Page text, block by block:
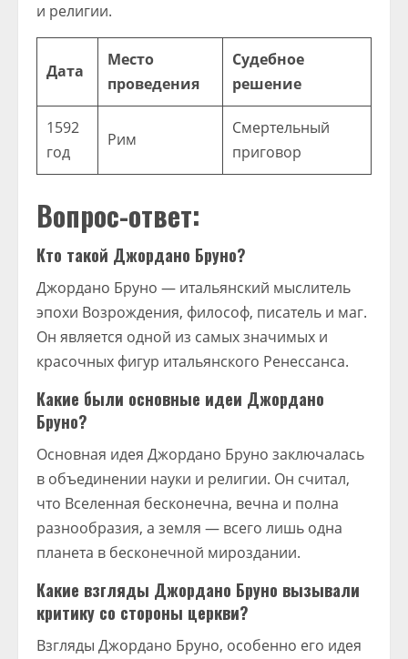
и религии.
Дата
Место
проведения
Судебное
решение
1592
год
Рим
Смертельный
приговор
Вопрос-ответ:
Кто такой Джордано Бруно?
Джордано Бруно — итальянский мыслитель
эпохи Возрождения, философ, писатель и маг.
Он является одной из самых значимых и
красочных фигур итальянского Ренессанса.
Какие были основные идеи Джордано
Бруно?
Основная идея Джордано Бруно заключалась
в объединении науки и религии. Он считал,
что Вселенная бесконечна, вечна и полна
разнообразия, а земля — всего лишь одна
планета в бесконечной мироздании.
Какие взгляды Джордано Бруно вызывали
критику со стороны церкви?
Взгляды Джордано Бруно, особенно его идея